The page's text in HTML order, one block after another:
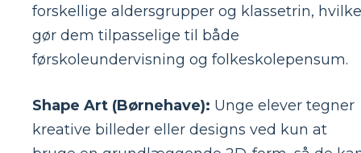
forskellige aldersgrupper og klassetrin,
gør dem tilpasselige til både
førskoleundervisning og folkeskolepensum.
Shape Art (Børnehave): Unge elever tegner
kreative billeder eller designs ved kun at